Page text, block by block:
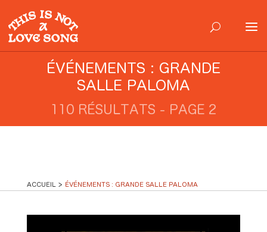
ÉVÉNEMENTS : GRANDE
SALLE PALOMA
110 RÉSULTATS - PAGE 2
ACCUEIL ÉVÉNEMENTS : GRANDE SALLE PALOMA